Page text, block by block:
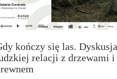
kończy się las.
relacji z drzewami i